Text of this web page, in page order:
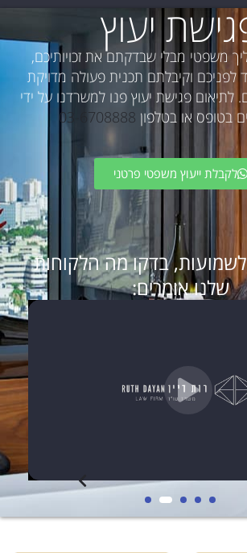
יעוץ
משפטי מבלי שבדקתם את זכויותיכם,
וקיבלתם תכנית פעולה מדויקת
פגישת יעוץ פנו למשרדנו על ידי
בטופס או בטלפון 03-6708888
לקבלת ייעוץ משפטי פרטני
בדקו מה הלקוחות
שלנו אומרים: